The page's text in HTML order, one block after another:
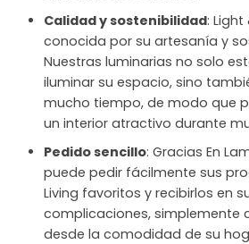
Calidad y sostenibilidad: Light
conocida por su artesanía y
Nuestras luminarias no solo
iluminar su espacio, sino
mucho tiempo, de modo que
un interior atractivo durante
Pedido sencillo: Gracias En
puede pedir fácilmente sus
Living favoritos y recibirlos en
complicaciones, simplemente
desde la comodidad de su